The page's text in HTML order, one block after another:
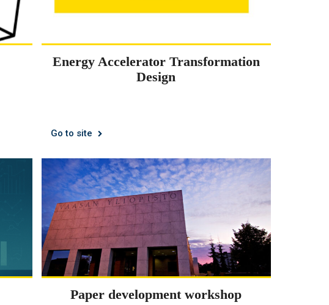
Energy Accelerator Transformation
Design
Go to site
Paper development workshop